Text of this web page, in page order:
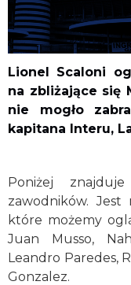
Lionel Scaloni
na zbliżające się
nie mogło
kapitana Interu,
Poniżej
zawodników.
które możemy
Juan Musso,
Leandro Paredes,
Gonzalez.